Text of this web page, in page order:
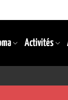
Activités